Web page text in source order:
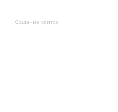
Создание сайтов